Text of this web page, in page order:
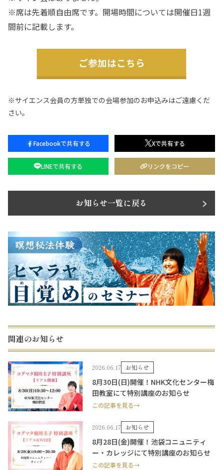
※席は先着順自由席です。開場時間については開催日1週
間前に記載します。
ご参加はこちら
※サイエンス会員の方単独での会場参加のお申込みはご遠慮くだ
さい。
Facebookで共有する Xで共有する
LINEで共有する リンクをコピー
お知らせ一覧に戻る
関連のお知らせ
2026.06.17 お知らせ
8月30日(日)開催！NHK文化センター梅
田教室にて特別講座のお知らせ
この記事を見る→
2026.06.17 お知らせ
8月28日(金)開催！池袋コニュニティ
ー・カレッジにて特別講座のお知らせ
この記事を見る→